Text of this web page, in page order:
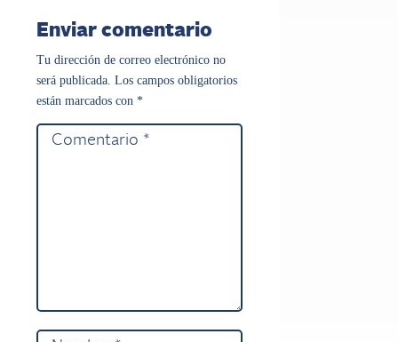
Enviar comentario
Tu dirección de correo electrónico no
será publicada. Los campos obligatorios
están marcados con *